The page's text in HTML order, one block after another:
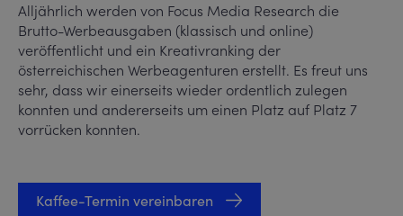
Alljährlich werden von Focus Media Research die
Brutto-Werbeausgaben (klassisch und online)
veröffentlicht und ein Kreativranking der
österreichischen Werbeagenturen erstellt. Es freut uns
sehr, dass wir einerseits wieder ordentlich zulegen
konnten und andererseits um einen Platz auf Platz 7
vorrücken konnten.
Kaffee-Termin vereinbaren